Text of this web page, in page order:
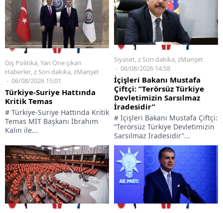
Dış Politika,Yan Öne çıkan
Haberler,z Son dakika,zManşet
06/08/2026 15:01
Türkiye-Suriye Hattında
Kritik Temas
# Türkiye-Suriye Hattında Kritik
Temas MİT Başkanı İbrahim
Kalın ile...
Siyaset z Son dakika zManşet
06/08/2026 14:58
İçişleri Bakanı Mustafa
Çiftçi: “Terörsüz Türkiye
Devletimizin Sarsılmaz
İradesidir”
# İçişleri Bakanı Mustafa Çiftçi:
“Terörsüz Türkiye Devletimizin
Sarsılmaz İradesidir”...